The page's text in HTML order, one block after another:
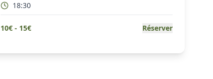
18:30
10€ - 15€ Réserver